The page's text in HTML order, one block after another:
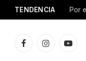
TENDENCIA
FacebookInstagram